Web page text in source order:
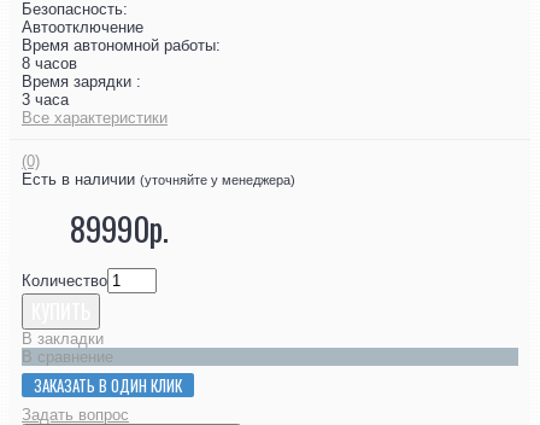
Безопасность:
Автоотключение
Время автономной работы:
8 часов
Время зарядки :
3 часа
Все характеристики
(0)
Есть в наличии (уточняйте у менеджера)
89990р.
Количество
В закладки
В сравнение
ЗАКАЗАТЬ В ОДИН КЛИК
Задать вопрос